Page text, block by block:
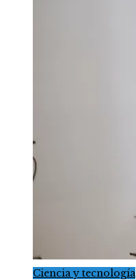
Ciencia y tecnología